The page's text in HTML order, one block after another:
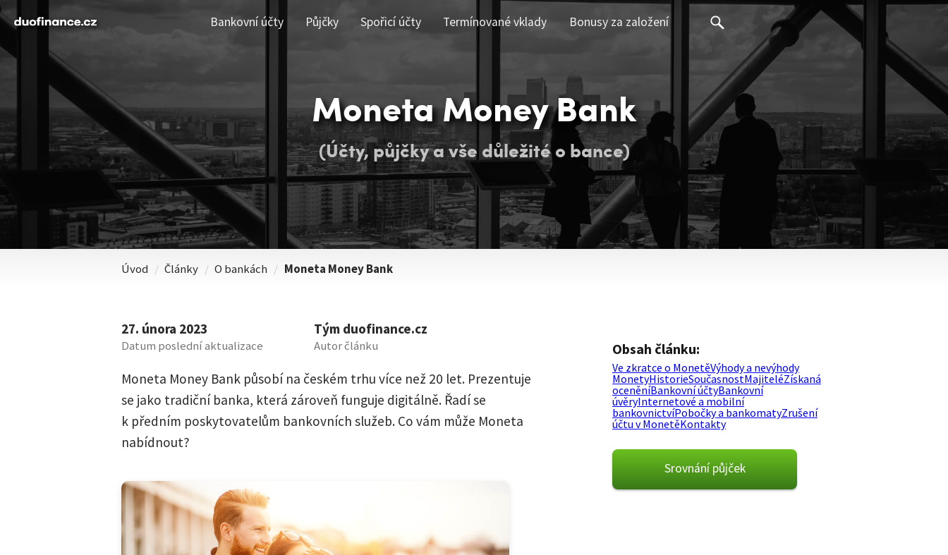
Bankovní účty Půjčky Spořicí účty Termínované vklady Bonusy za založení
Moneta Money Bank
(Účty, půjčky a vše důležité o bance)
Úvod / Články / O bankách / Moneta Money Bank
27. února 2023
Datum poslední aktualizace
Tým duofinance.cz
Autor článku
Moneta Money Bank působí na českém trhu více než 20 let. Prezentuje
se jako tradiční banka, která zároveň funguje digitálně. Řadí se
k předním poskytovatelům bankovních služeb. Co vám může Moneta
nabídnout?
Obsah článku:
Ve zkratce o MonetěVýhody a nevýhody
MonetyHistorieSoučasnostMajiteléZískaná
oceněníBankovní účtyBankovní
úvěryInternetové a mobilní
bankovnictvíPobočky a bankomatyZrušení
účtu v MonetěKontakty
Srovnání půjček